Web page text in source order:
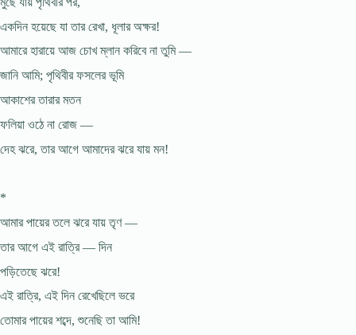
একদিন হয়েছে যা তার রেখা, ধূলার অক্ষর!
আমারে হারায়ে আজ চোখ ম্লান করিবে না তুমি —
জানি আমি; পৃথিবীর ফসলের ভূমি
আকাশের তারার মতন
ফলিয়া ওঠে না রোজ —
দেহ ঝরে, তার আগে আমাদের ঝরে যায় মন!
*
আমার পায়ের তলে ঝরে যায় তৃণ —
তার আগে এই রাত্রি — দিন
পড়িতেছে ঝরে!
এই রাত্রি, এই দিন রেখেছিলে ভরে
তোমার পায়ের শব্দে, শুনেছি তা আমি!